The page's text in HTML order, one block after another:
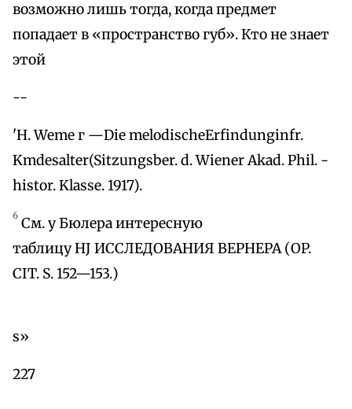
возможно лишь тогда, когда предмет
попадает в «пространство губ». Кто не знает
этой
--
'H. Weme г —Die melodischeErfindunginfr.
Kmdesalter(Sitzungsber. d. Wiener Akad. Phil. -
histor. Klasse. 1917).
6 См. у Бюлера интересную
таблицу HJ ИССЛЕДОВАНИЯ ВЕРНЕРА (OP.
CIT. S. 152—153.)
s»
227